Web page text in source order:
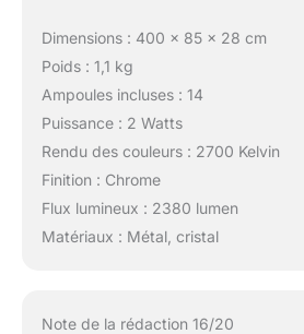
Dimensions : 400 x 85 x 28 cm
Poids : 1,1 kg
Ampoules incluses : 14
Puissance : 2 Watts
Rendu des couleurs : 2700 Kelvin
Finition : Chrome
Flux lumineux : 2380 lumen
Matériaux : Métal, cristal
Note de la rédaction 16/20